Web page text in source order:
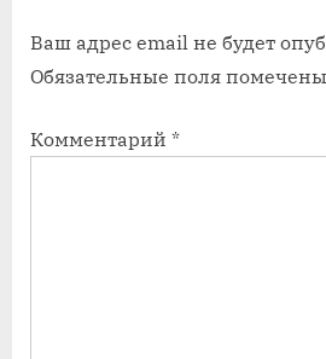
п
и
ь
п
и
ь
Ваш адрес email не будет
Обязательные поля помечены
Комментарий *